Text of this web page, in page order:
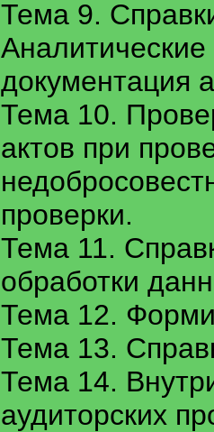
Тема 9.
документация
Тема 10.
актов при
проверки.
Тема 11.
обработки
Тема 12.
Тема 13.
Тема 14.
аудиторских